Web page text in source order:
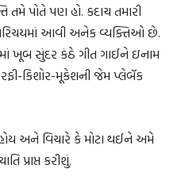
તમે પોતે પણ હો. કદાચ તમારી
આવી અનેક વ્યક્તિઓ છે.
ખૂબ સુંદર કંઠે ગીત ગાઈને ઇનામ
કિશોર-મૂકેશની જેમ પ્લેબૅક
અને વિચારે કે મોટા થઈને અમે
કરીશું.